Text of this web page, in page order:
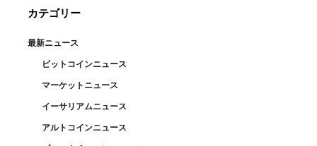
カテゴリー
最新ニュース
ビットコインニュース
マーケットニュース
イーサリアムニュース
アルトコインニュース